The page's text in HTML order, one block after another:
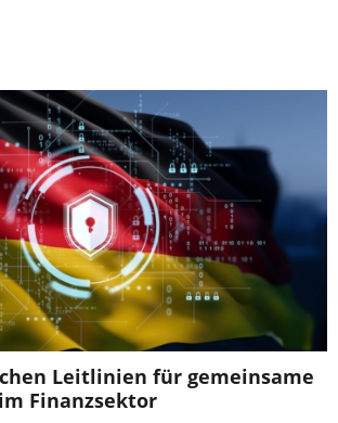
Leitlinien für gemeinsame
Finanzsektor